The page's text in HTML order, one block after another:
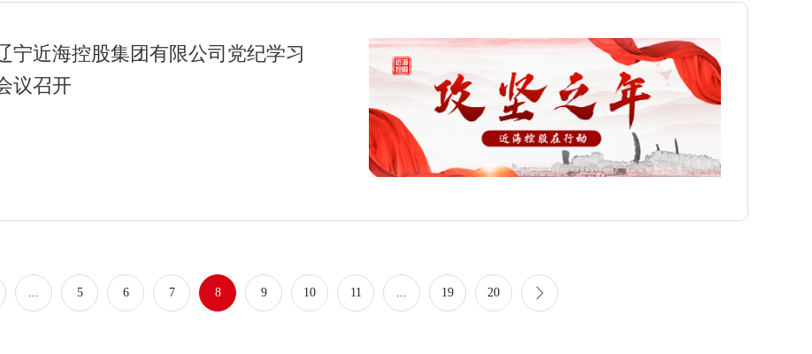
宁近海控股集团有限公司党纪学习
议召开
... 5 6 7 8 9 10 11 ... 19 20